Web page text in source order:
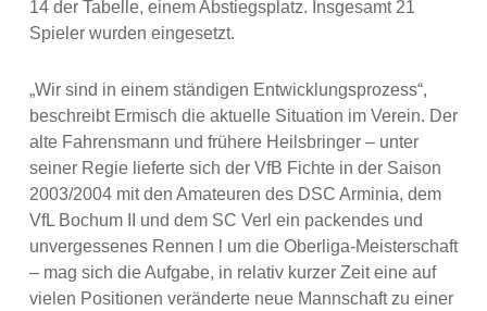
14 der Tabelle, einem Abstiegsplatz. Insgesamt 21
Spieler wurden eingesetzt.
„Wir sind in einem ständigen Entwicklungsprozess“,
beschreibt Ermisch die aktuelle Situation im Verein. Der
alte Fahrensmann und frühere Heilsbringer – unter
seiner Regie lieferte sich der VfB Fichte in der Saison
2003/2004 mit den Amateuren des DSC Arminia, dem
VfL Bochum II und dem SC Verl ein packendes und
unvergessenes Rennen l um die Oberliga-Meisterschaft
– mag sich die Aufgabe, in relativ kurzer Zeit eine auf
vielen Positionen veränderte neue Mannschaft zu einer